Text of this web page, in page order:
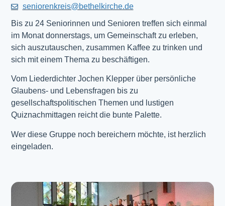
seniorenkreis@bethelkirche.de
Bis zu 24 Seniorinnen und Senioren treffen sich einmal
im Monat donnerstags, um Gemeinschaft zu erleben,
sich auszutauschen, zusammen Kaffee zu trinken und
sich mit einem Thema zu beschäftigen.
Vom Liederdichter Jochen Klepper über persönliche
Glaubens- und Lebensfragen bis zu
gesellschaftspolitischen Themen und lustigen
Quiznachmittagen reicht die bunte Palette.
Wer diese Gruppe noch bereichern möchte, ist herzlich
eingeladen.